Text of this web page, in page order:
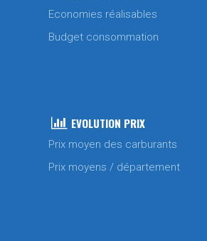
Economies réalisables
Budget consommation
EVOLUTION PRIX
Prix moyen des carburants
Prix moyens / département